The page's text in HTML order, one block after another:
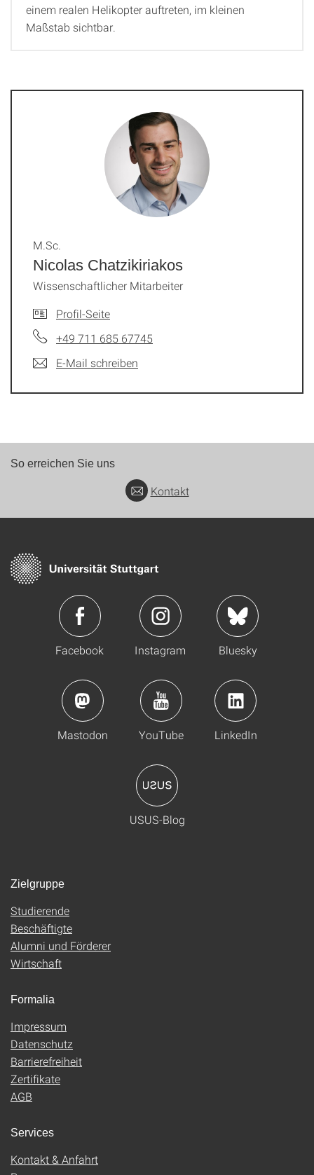
einem realen Helikopter auftreten, im kleinen
Maßstab sichtbar.
Nicolas Chatzikiriakos
M.Sc.
Wissenschaftlicher Mitarbeiter
Profil-Seite
+49 711 685 67745
E-Mail schreiben
So erreichen Sie uns
Kontakt
Facebook Instagram Bluesky
Mastodon YouTube LinkedIn
USUS-Blog
Zielgruppe
Studierende
Beschäftigte
Alumni und Förderer
Wirtschaft
Formalia
Impressum
Datenschutz
Barrierefreiheit
Zertifikate
AGB
Services
Kontakt & Anfahrt